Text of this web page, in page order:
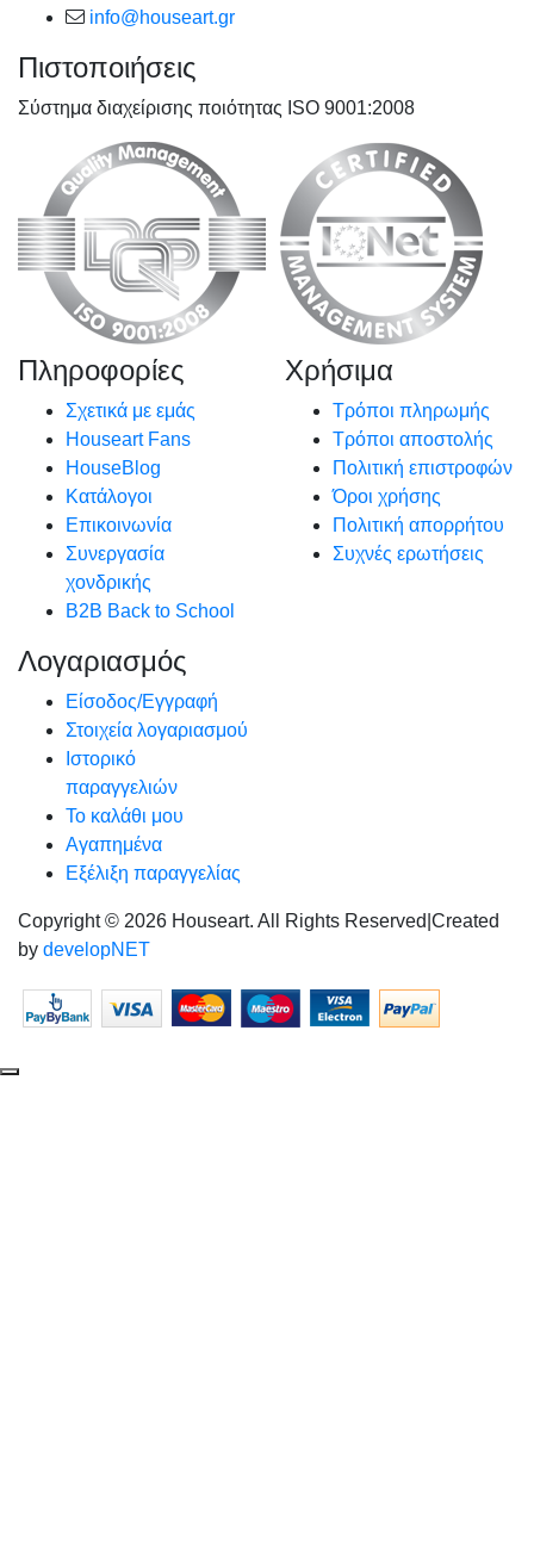
info@houseart.gr
Πιστοποιήσεις
Σύστημα διαχείρισης ποιότητας ISO 9001:2008
Πληροφορίες
Σχετικά με εμάς
Houseart Fans
HouseBlog
Κατάλογοι
Επικοινωνία
Συνεργασία
χονδρικής
B2B Back to School
Χρήσιμα
Τρόποι πληρωμής
Τρόποι αποστολής
Πολιτική επιστροφών
Όροι χρήσης
Πολιτική απορρήτου
Συχνές ερωτήσεις
Λογαριασμός
Είσοδος/Εγγραφή
Στοιχεία λογαριασμού
Ιστορικό
παραγγελιών
Το καλάθι μου
Αγαπημένα
Εξέλιξη παραγγελίας
Copyright © 2026 Houseart. All Rights Reserved Created
by developNET